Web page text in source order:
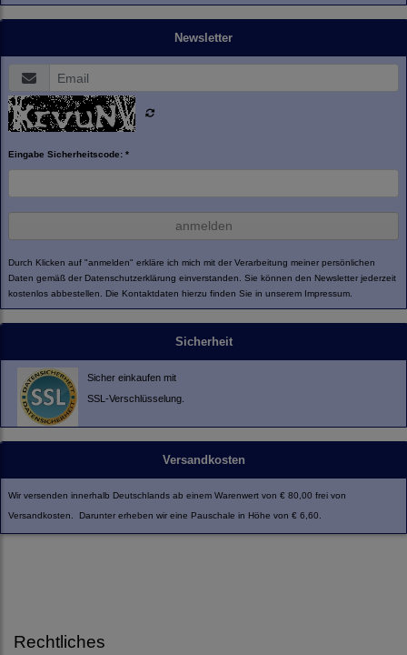
Newsletter
Eingabe Sicherheitscode: *
anmelden
Durch Klicken auf "anmelden" erkläre ich mich mit der Verarbeitung meiner persönlichen
Daten gemäß der Datenschutzerklärung einverstanden. Sie können den Newsletter jederzeit
kostenlos abbestellen. Die Kontaktdaten hierzu finden Sie in unserem Impressum.
Sicherheit
Sicher einkaufen mit
SSL-Verschlüsselung.
Versandkosten
Wir versenden innerhalb Deutschlands ab einem Warenwert von € 80,00 frei von
Versandkosten. Darunter erheben wir eine Pauschale in Höhe von € 6,60.
Rechtliches